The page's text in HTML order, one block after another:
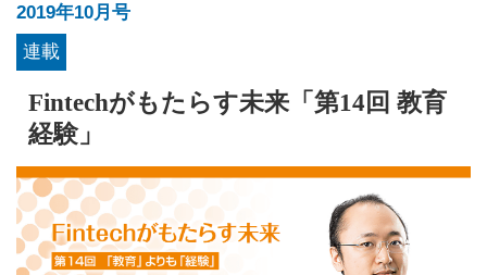
2019年10月号
連載
Fintechがもたらす未来「第14回 教育
経験」